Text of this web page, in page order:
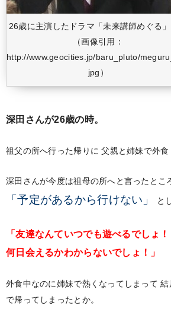
26歳に主演したドラマ「未来講師めぐる」
（画像引用：
http://www.geocities.jp/baru_pluto/
jpg）
深田さんが26歳の時。
祖父の所へ行った帰りに 父親と姉妹で外食
深田さんが今度は祖母の所へと言ったとこ
「予定があるから行けない」 と
「友達なんていつでも遊べるでしょ！
何日会えるかわからないでしょ！」
外食中なのに姉妹で熱くなってしまって 結
で帰ってしまったとか。